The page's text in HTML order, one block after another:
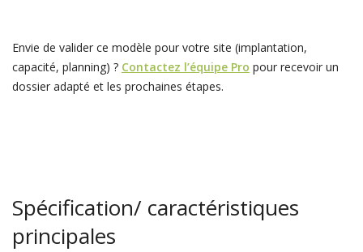
Envie de valider ce modèle pour votre site (implantation,
capacité, planning) ? Contactez l’équipe Pro pour recevoir un
dossier adapté et les prochaines étapes.
Spécification/ caractéristiques
principales